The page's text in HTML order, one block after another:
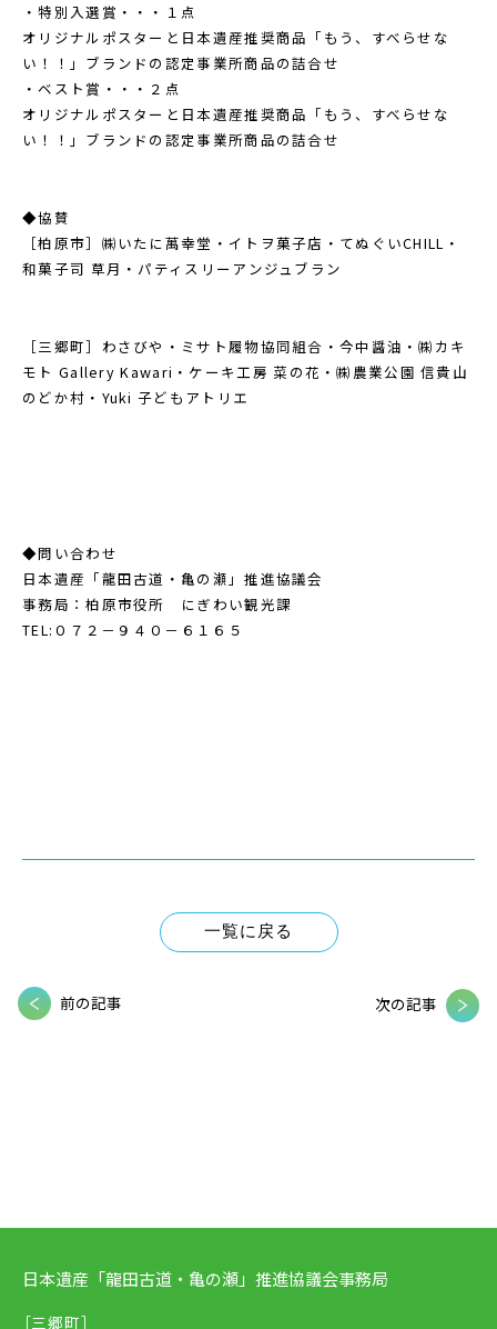
・特別入選賞・・・１点
オリジナルポスターと日本遺産推奨商品「もう、すべらせな
い！！」ブランドの認定事業所商品の詰合せ
・ベスト賞・・・２点
オリジナルポスターと日本遺産推奨商品「もう、すべらせな
い！！」ブランドの認定事業所商品の詰合せ
◆協賛
［柏原市］㈱いたに萬幸堂・イトヲ菓子店・てぬぐいCHILL・
和菓子司 草月・パティスリーアンジュブラン
［三郷町］わさびや・ミサト履物協同組合・今中醤油・㈱カキ
モト Gallery Kawari・ケーキ工房 菜の花・㈱農業公園 信貴山
のどか村・Yuki 子どもアトリエ
◆問い合わせ
日本遺産「龍田古道・亀の瀬」推進協議会
事務局：柏原市役所 にぎわい観光課
TEL:０７２－９４０－６１６５
一覧に戻る
前の記事 次の記事
日本遺産「龍田古道・亀の瀬」推進協議会事務局
［三郷町］